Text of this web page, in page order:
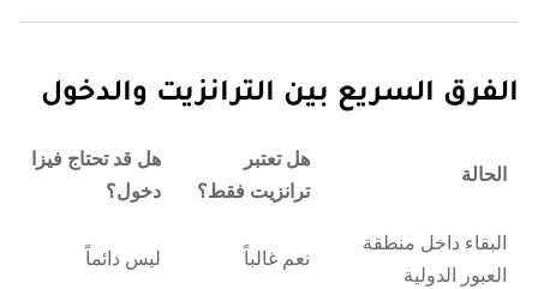
الفرق السريع بين الترانزيت والدخول
الحالة
هل تعتبر
ترانزيت فقط؟
هل قد تحتاج فيزا
دخول؟
البقاء داخل منطقة
العبور الدولية
نعم غالباً ليس دائماً